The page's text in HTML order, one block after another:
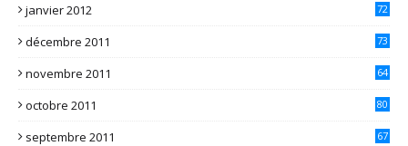
janvier 2012 72
décembre 2011 73
novembre 2011 64
octobre 2011 80
septembre 2011 67